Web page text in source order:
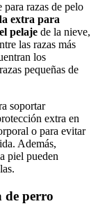
para razas de pelo
extra para
pelaje de la nieve,
las razas más
los
pequeñas de
soportar
extra en
o para evitar
Además,
piel pueden
de perro